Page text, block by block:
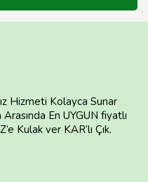
Hizmeti Kolayca Sunar
En UYGUN fiyatlı
Kulak ver KAR’lı Çık.